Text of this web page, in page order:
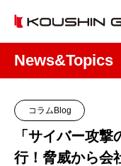
News&Topics
コラムBlog
「サイバー攻
行！脅威から会